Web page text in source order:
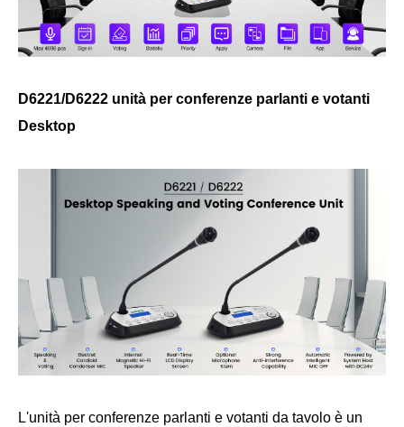
D6221/D6222 unità per conferenze parlanti e votanti
Desktop
L'unità per conferenze parlanti e votanti da tavolo è un